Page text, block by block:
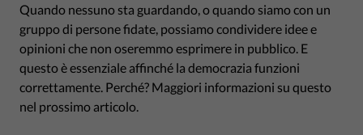
Quando nessuno sta guardando, o quando siamo con un
gruppo di persone fidate, possiamo condividere idee e
opinioni che non oseremmo esprimere in pubblico. E
questo è essenziale affinché la democrazia funzioni
correttamente. Perché? Maggiori informazioni su questo
nel prossimo articolo.